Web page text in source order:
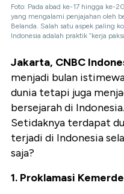
Foto: Pada abad ke-17 hingga ke-
yang mengalami penjajahan oleh
Belanda. Salah satu aspek paling
Indonesia adalah praktik “kerja
Jakarta, CNBC
menjadi bulan
dunia tetapi juga
bersejarah di Indonesia.
Setidaknya terdapat
terjadi di Indonesia
saja?
1. Proklamasi